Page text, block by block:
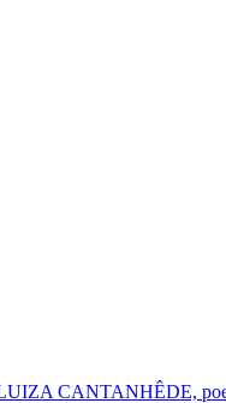
CANTANHÊDE,